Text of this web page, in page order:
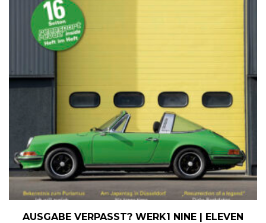
AUSGABE VERPASST? WERK1 NINE | ELEVEN